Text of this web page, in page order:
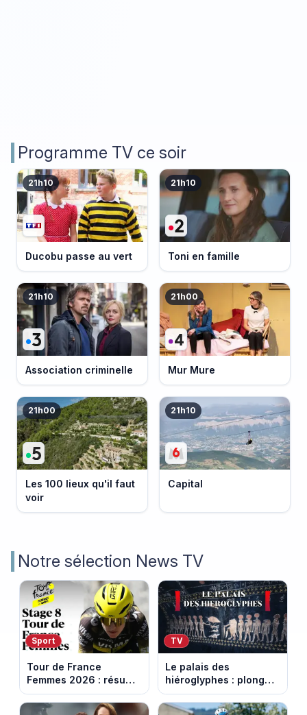
Programme TV ce soir
21h10
Ducobu passe au vert
21h10
Toni en famille
21h10
Association criminelle
21h00
Mur Mure
21h00
Les 100 lieux qu'il faut
voir
21h10
Capital
Notre sélection News TV
Sport
Tour de France
Femmes 2026 : résumé
vidéo de la 9e étape
entre Sisteron et Nice
TV
Le palais des
hiéroglyphes : plongez
dans la tombe
égyptienne qui fascine